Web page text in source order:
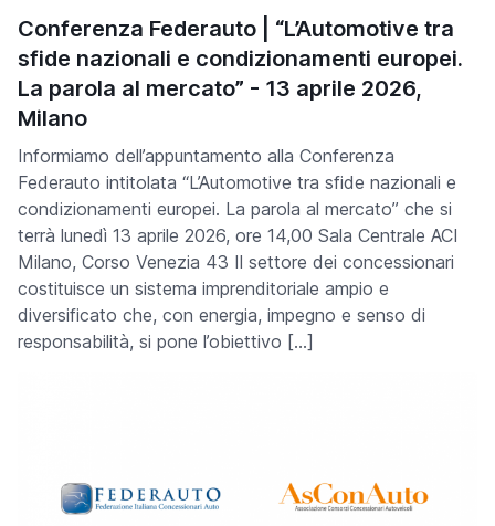
Conferenza Federauto | “L’Automotive tra
sfide nazionali e condizionamenti europei.
La parola al mercato” - 13 aprile 2026,
Milano
Informiamo dell’appuntamento alla Conferenza
Federauto intitolata “L’Automotive tra sfide nazionali e
condizionamenti europei. La parola al mercato” che si
terrà lunedì 13 aprile 2026, ore 14,00 Sala Centrale ACI
Milano, Corso Venezia 43 Il settore dei concessionari
costituisce un sistema imprenditoriale ampio e
diversificato che, con energia, impegno e senso di
responsabilità, si pone l’obiettivo […]